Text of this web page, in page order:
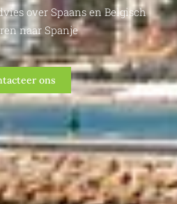
over Spaans en Belgisch
naar Spanje
ons